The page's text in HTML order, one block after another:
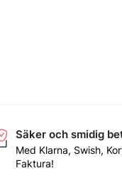
Säker och smidig
Med Klarna, Swish,
Faktura!